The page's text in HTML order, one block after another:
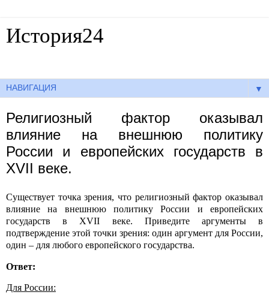
История24
▼
Религиозный фактор оказывал
влияние на внешнюю политику
России и европейских государств в
XVII веке.
Существует точка зрения, что религиозный фактор оказывал
влияние на внешнюю политику России и европейских
государств в XVII веке. Приведите аргументы в
подтверждение этой точки зрения: один аргумент для России,
один – для любого европейского государства.
Ответ:
Для России: